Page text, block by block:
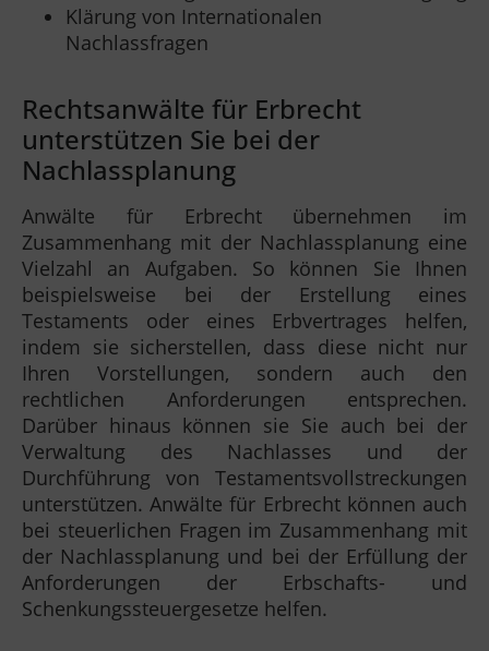
Klärung von Internationalen
Nachlassfragen
Rechtsanwälte für Erbrecht
unterstützen Sie bei der
Nachlassplanung
Anwälte für Erbrecht übernehmen im
Zusammenhang mit der Nachlassplanung eine
Vielzahl an Aufgaben. So können Sie Ihnen
beispielsweise bei der Erstellung eines
Testaments oder eines Erbvertrages helfen,
indem sie sicherstellen, dass diese nicht nur
Ihren Vorstellungen, sondern auch den
rechtlichen Anforderungen entsprechen.
Darüber hinaus können sie Sie auch bei der
Verwaltung des Nachlasses und der
Durchführung von Testamentsvollstreckungen
unterstützen. Anwälte für Erbrecht können auch
bei steuerlichen Fragen im Zusammenhang mit
der Nachlassplanung und bei der Erfüllung der
Anforderungen der Erbschafts- und
Schenkungssteuergesetze helfen.